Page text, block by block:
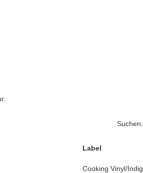
Suchen:
Label
Cooking Vinyl/